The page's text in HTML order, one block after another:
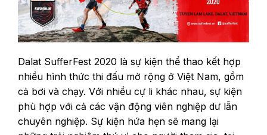
Dalat SufferFest 2020 là sự kiện thể thao kết hợp
nhiều hình thức thi đấu mở rộng ở Việt Nam, gồm
cả bơi và chạy. Với nhiều cự li khác nhau, sự kiện
phù hợp với cả các vận động viên nghiệp dư lẫn
chuyên nghiệp. Sự kiện hứa hẹn sẽ mang lại